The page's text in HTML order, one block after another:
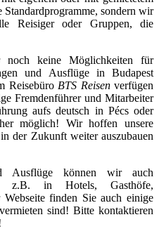
sondern wir
Reisiger oder Gruppen, die
keine Möglichkeiten für
und Ausflüge in Budapest
Reisebüro BTS Reisen verfügen
Fremdenführer und Mitarbeiter
aufs deutsch in Pécs oder
möglich! Wir hoffen unsere
der Zukunft weiter auszubauen
Ausflüge können wir auch
z.B. in Hotels, Gasthöfe,
finden Sie auch einige
sind! Bitte kontaktieren